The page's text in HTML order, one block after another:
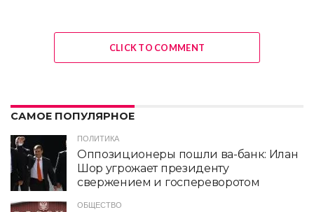
CLICK TO COMMENT
САМОЕ ПОПУЛЯРНОЕ
ПОЛИТИКА
Оппозиционеры пошли ва-банк: Илан
Шор угрожает президенту
свержением и госпереворотом
ОБЩЕСТВО